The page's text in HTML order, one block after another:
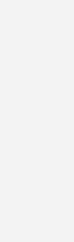
in Hannover